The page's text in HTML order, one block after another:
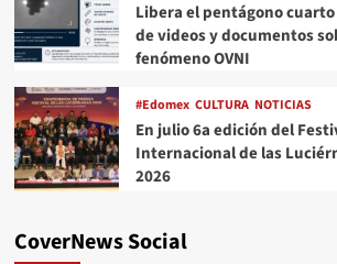
Libera el pentágono
de videos y documentos
fenómeno OVNI
#Edomex CULTURA NOTICIAS
En julio 6a edición del
Internacional de las
2026
CoverNews Social